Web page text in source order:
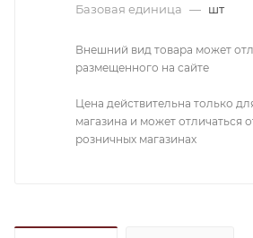
Базовая единица — шт
Внешний вид товара может
размещенного на сайте
Цена действительна только
магазина и может отличаться
розничных магазинах